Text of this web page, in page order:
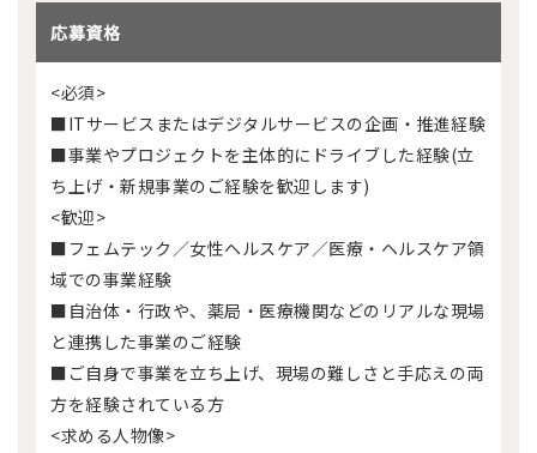
応募資格
<必須>
■ITサービスまたはデジタルサービスの企画・推進経験
■事業やプロジェクトを主体的にドライブした経験(立
ち上げ・新規事業のご経験を歓迎します)
<歓迎>
■フェムテック／女性ヘルスケア／医療・ヘルスケア領
域での事業経験
■自治体・行政や、薬局・医療機関などのリアルな現場
と連携した事業のご経験
■ご自身で事業を立ち上げ、現場の難しさと手応えの両
方を経験されている方
<求める人物像>